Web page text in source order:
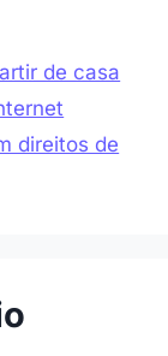
de casa
direitos de